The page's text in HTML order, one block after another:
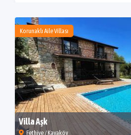
Korunaklı Aile Villası
Villa Aşk
Fethiye / Kayaköy